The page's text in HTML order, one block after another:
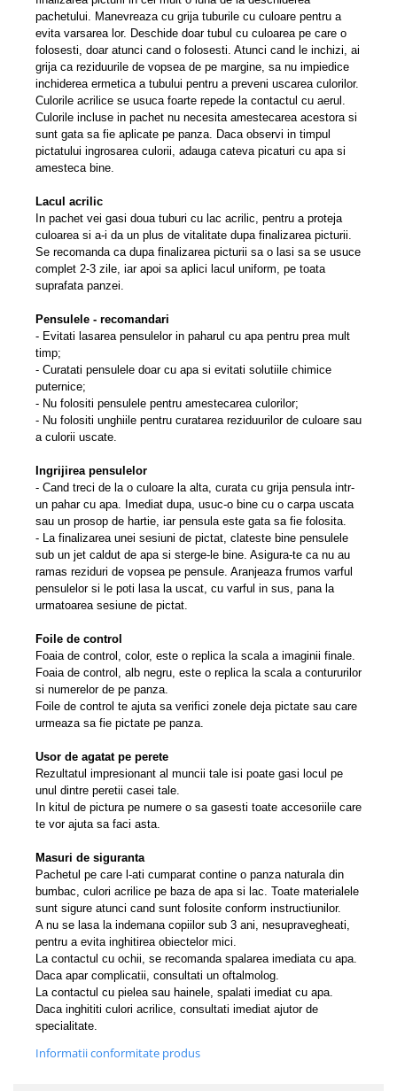
pachetului. Manevreaza cu grija tuburile cu culoare pentru a
evita varsarea lor. Deschide doar tubul cu culoarea pe care o
folosesti, doar atunci cand o folosesti. Atunci cand le inchizi, ai
grija ca reziduurile de vopsea de pe margine, sa nu impiedice
inchiderea ermetica a tubului pentru a preveni uscarea culorilor.
Culorile acrilice se usuca foarte repede la contactul cu aerul.
Culorile incluse in pachet nu necesita amestecarea acestora si
sunt gata sa fie aplicate pe panza. Daca observi in timpul
pictatului ingrosarea culorii, adauga cateva picaturi cu apa si
amesteca bine.
Lacul acrilic
In pachet vei gasi doua tuburi cu lac acrilic, pentru a proteja
culoarea si a-i da un plus de vitalitate dupa finalizarea picturii.
Se recomanda ca dupa finalizarea picturii sa o lasi sa se usuce
complet 2-3 zile, iar apoi sa aplici lacul uniform, pe toata
suprafata panzei.
Pensulele - recomandari
- Evitati lasarea pensulelor in paharul cu apa pentru prea mult
timp;
- Curatati pensulele doar cu apa si evitati solutiile chimice
puternice;
- Nu folositi pensulele pentru amestecarea culorilor;
- Nu folositi unghiile pentru curatarea reziduurilor de culoare sau
a culorii uscate.
Ingrijirea pensulelor
- Cand treci de la o culoare la alta, curata cu grija pensula intr-
un pahar cu apa. Imediat dupa, usuc-o bine cu o carpa uscata
sau un prosop de hartie, iar pensula este gata sa fie folosita.
- La finalizarea unei sesiuni de pictat, clateste bine pensulele
sub un jet caldut de apa si sterge-le bine. Asigura-te ca nu au
ramas reziduri de vopsea pe pensule. Aranjeaza frumos varful
pensulelor si le poti lasa la uscat, cu varful in sus, pana la
urmatoarea sesiune de pictat.
Foile de control
Foaia de control, color, este o replica la scala a imaginii finale.
Foaia de control, alb negru, este o replica la scala a contururilor
si numerelor de pe panza.
Foile de control te ajuta sa verifici zonele deja pictate sau care
urmeaza sa fie pictate pe panza.
Usor de agatat pe perete
Rezultatul impresionant al muncii tale isi poate gasi locul pe
unul dintre peretii casei tale.
In kitul de pictura pe numere o sa gasesti toate accesoriile care
te vor ajuta sa faci asta.
Masuri de siguranta
Pachetul pe care l-ati cumparat contine o panza naturala din
bumbac, culori acrilice pe baza de apa si lac. Toate materialele
sunt sigure atunci cand sunt folosite conform instructiunilor.
A nu se lasa la indemana copiilor sub 3 ani, nesupravegheati,
pentru a evita inghitirea obiectelor mici.
La contactul cu ochii, se recomanda spalarea imediata cu apa.
Daca apar complicatii, consultati un oftalmolog.
La contactul cu pielea sau hainele, spalati imediat cu apa.
Daca inghititi culori acrilice, consultati imediat ajutor de
specialitate.
Informatii conformitate produs